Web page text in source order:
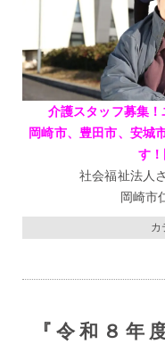
介護スタッフ募集！
岡崎市、豊田市、安城
す
社会福祉法人
岡崎市
カ
『令和８